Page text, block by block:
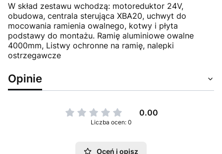
W skład zestawu wchodzą: motoreduktor 24V,
obudowa, centrala sterująca XBA20, uchwyt do
mocowania ramienia owalnego, kotwy i płyta
podstawy do montażu. Ramię aluminiowe owalne
4000mm, Listwy ochronne na ramię, nalepki
ostrzegawcze
Opinie
0.00
Liczba ocen: 0
Oceń i opisz